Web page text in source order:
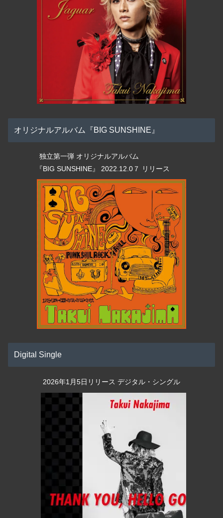
オリジナルアルバム『BIG SUNSHINE』
独立第一弾 オリジナルアルバム
『BIG SUNSHINE』 2022.12.0７ リリース
Digital Single
2026年1月5日リリース デジタル・シングル